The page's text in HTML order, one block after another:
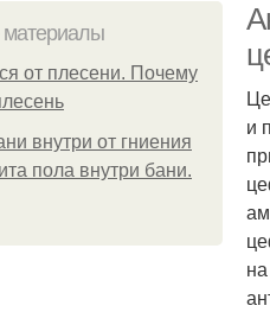
от плесени. Почему
внутри от гниения
пола внутри бани.
и